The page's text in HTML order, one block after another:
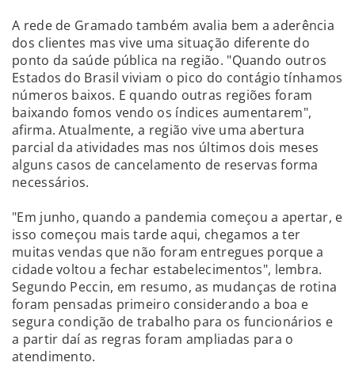
A rede de Gramado também avalia bem a aderência
dos clientes mas vive uma situação diferente do
ponto da saúde pública na região. "Quando outros
Estados do Brasil viviam o pico do contágio tínhamos
números baixos. E quando outras regiões foram
baixando fomos vendo os índices aumentarem",
afirma. Atualmente, a região vive uma abertura
parcial da atividades mas nos últimos dois meses
alguns casos de cancelamento de reservas forma
necessários.
"Em junho, quando a pandemia começou a apertar, e
isso começou mais tarde aqui, chegamos a ter
muitas vendas que não foram entregues porque a
cidade voltou a fechar estabelecimentos", lembra.
Segundo Peccin, em resumo, as mudanças de rotina
foram pensadas primeiro considerando a boa e
segura condição de trabalho para os funcionários e
a partir daí as regras foram ampliadas para o
atendimento.